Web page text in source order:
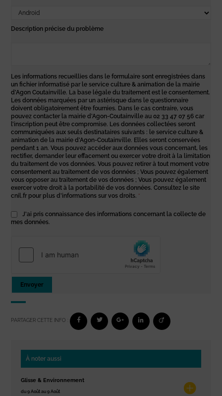
Description précise du problème
Les informations recueillies dans le formulaire sont enregistrées dans
un fichier informatisé par le service culture & animation de la mairie
d’Agon Coutainville. La base légale du traitement est le consentement.
Les données marquées par un astérisque dans le questionnaire
doivent obligatoirement être fournies. Dans le cas contraire, vous
pouvez contacter la mairie d’Agon-Coutainville au 02 33 47 07 56 car
l’inscription peut être compromise. Les données collectées seront
communiquées aux seuls destinataires suivants : le service culture &
animation de la mairie d’Agon-Coutainville. Elles seront conservées
pendant 1 an. Vous pouvez accéder aux données vous concernant, les
rectifier, demander leur effacement ou exercer votre droit à la limitation
du traitement de vos données. Vous pouvez retirer à tout moment votre
consentement au traitement de vos données ; Vous pouvez également
vous opposer au traitement de vos données ; Vous pouvez également
exercer votre droit à la portabilité de vos données. Consultez le site
cnil.fr pour plus d’informations sur vos droits. *
J'ai pris connaissance des informations concernant la collecte de
mes données.
Envoyer
PARTAGER CETTE INFO :
À noter aussi
Glisse & Environnement
du 9 Août au 9 Août